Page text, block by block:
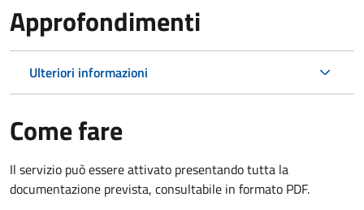
Approfondimenti
Ulteriori informazioni
Come fare
Il servizio può essere attivato presentando tutta la
documentazione prevista, consultabile in formato PDF.